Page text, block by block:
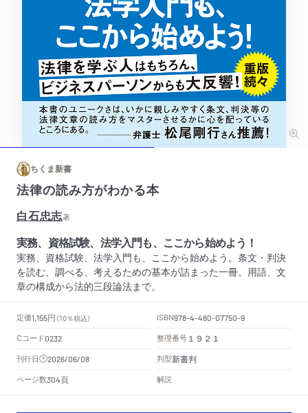
ちくま新書
法律の読み方がわかる本
白石忠志著
実務、資格試験、法学入門も、ここから始めよう！
実務、資格試験、法学入門も、ここから始めよう。条文・判決
を読む、調べる、考えるための基本が詰まった一冊。用語、文
章の構成から法的三段論法まで。
定価1,155円 （10％税込） ISBN978-4-480-07750-9
Cコード0232 整理番号 １９２１
刊行日 2026/06/08 判型新書判
ページ数304頁 解説